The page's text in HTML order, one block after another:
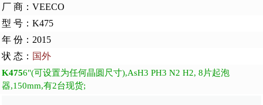
厂 商：VEECO
型 号：K475
年 份：2015
状 态： 国外
K4756"(可设置为任何晶圆尺寸),AsH3 PH3 N2 H2, 8片起泡
器,150mm,有2台现货;